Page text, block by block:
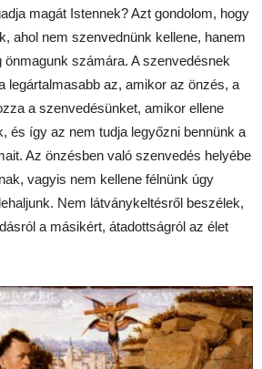
magát Istennek? Azt gondolom, hogy
ahol nem szenvednünk kellene, hanem
önmagunk számára. A szenvedésnek
legártalmasabb az, amikor az önzés, a
a szenvedésünket, amikor ellene
és így az nem tudja legyőzni bennünk a
Az önzésben való szenvedés helyébe
vagyis nem kellene félnünk úgy
Nem látványkeltésről beszélek,
a másikért, átadottságról az élet